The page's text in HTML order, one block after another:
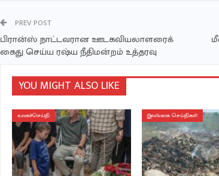
PREV POST
பிரான்ஸ் நாட்டவரான ஊடகவியலாளரைக்
கைது செய்ய ரஷ்ய நீதிமன்றம் உத்தரவு
YOU MIGHT ALSO LIKE
உலகச்செய்தி இலங்கை செய்திகள்